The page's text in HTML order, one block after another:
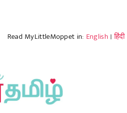
Read MyLittleMoppet in: English |हिंदी